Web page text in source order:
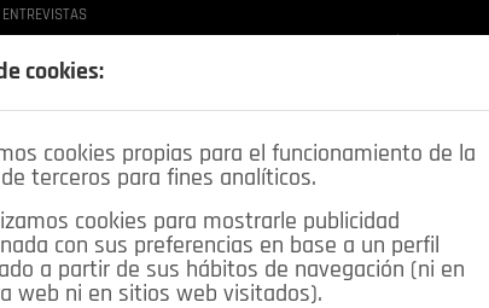
ENTREVISTAS
cookies:
cookies propias para el funcionamiento de la
terceros para fines analíticos.
cookies para mostrarle publicidad
con sus preferencias en base a un perfil
a partir de sus hábitos de navegación (ni en
web ni en sitios web visitados).